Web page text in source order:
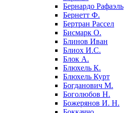
Бернардо Рафаэль
Бернетт Ф.
Бертран Рассел
Бисмарк О.
Блинов Иван
Блиох И.С.
Блок А.
Блюхель К.
Блюхель Курт
Богданович М.
Боголюбов Н.
Божерянов И. Н.